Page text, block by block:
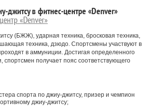
джитсу в фитнес-центре «Denver»
«Denver»
(БЖЖ), ударная техника, бросковая техника,
техника, дзюдо. Спортсмены участвуют в
в аммуниции. Достигая определенного
спортсмен получает пояс соответствующего
спорта по джиу-джитсу, призер и чемпион
джиу-джитсу;